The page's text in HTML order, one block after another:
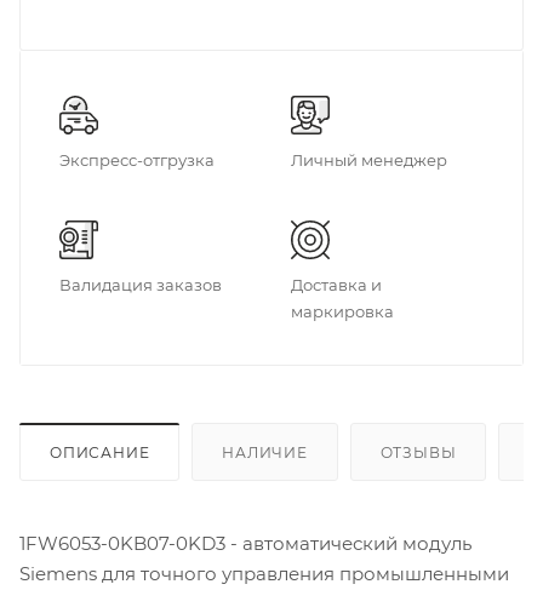
Экспресс-отгрузка Личный менеджер
Валидация заказов
Доставка и
маркировка
ОПИСАНИЕ НАЛИЧИЕ ОТЗЫВЫ
1FW6053-0KB07-0KD3 - автоматический модуль
Siemens для точного управления промышленными